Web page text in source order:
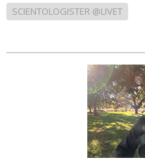
SCIENTOLOGISTER @LIVET